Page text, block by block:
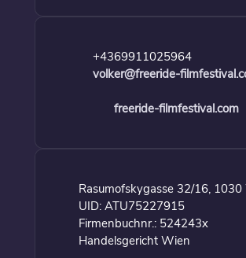
+4369911025964
volker@freeride-
freeride-filmfestival.com
Rasumofskygasse 32/16,
UID: ATU75227915
Firmenbuchnr.: 524243x
Handelsgericht Wien